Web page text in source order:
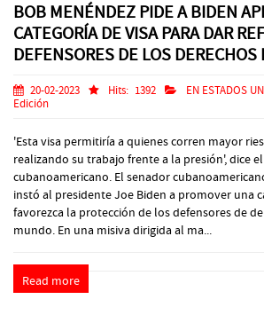
BOB MENÉNDEZ PIDE A BIDEN
CATEGORÍA DE VISA PARA DAR
DEFENSORES DE LOS
20-02-2023 Hits: 1392 EN ESTADOS
Edición
'Esta visa permitiría a quienes corren mayor
realizando su trabajo frente a la presión', dice
cubanoamericano. El senador
instó al presidente Joe Biden a promover una
favorezca la protección de los defensores de
mundo. En una misiva dirigida al ma...
Read more